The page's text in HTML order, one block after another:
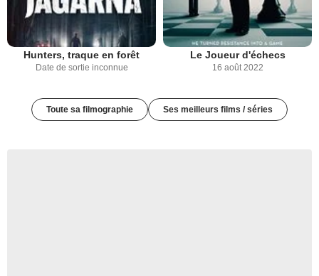
Hunters, traque en forêt
Date de sortie inconnue
Le Joueur d'échecs
16 août 2022
Toute sa filmographie Ses meilleurs films / séries